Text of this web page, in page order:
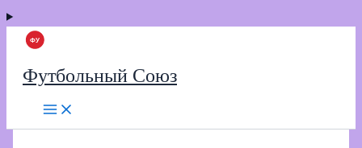
Футбольный Союз